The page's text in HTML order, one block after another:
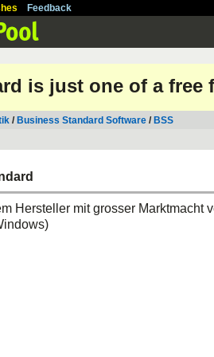
Feedback
is just one of a free
/ Business Standard Software / BSS
Hersteller mit grosser Marktmacht